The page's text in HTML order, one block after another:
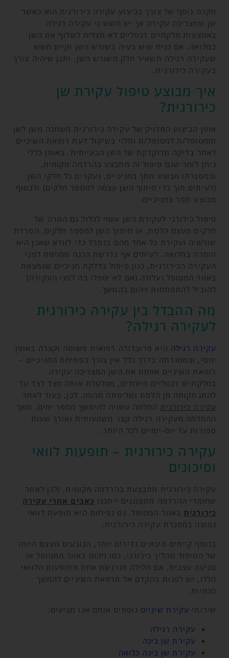
מקרה נוסף של צורך בביצוע עקירה כירורגית הוא כאשר
שן שמצריכה עקירה אך יש חשש כי עקירה רגילה
באמצעות מלקחיים דנטליים לא תצליח לשלוף את השן
במלואה . אם נניח שיש בעיה בשורש השן וקיים חשש
שעקירה רגילה תשאיר חלק משורש השן, יתכן שיהיה צורך
בעקירה כירורגית.
איך מבוצע טיפול עקירת שן
כירורגית?
אופן הביצוע המדויק של עקירה כירורגית משתנה משן לשן
וממטופל/ת למטופל/ת ותלוי בשיקול דעת רופאת השיניים
לאחר בדיקה מדוקדקת של השן הבעייתית. באופן כללי
ניתן לומר שגם טיפול זה מתבצע בהרדמה מקומית,
ובמסגרתו מבוצע חתך בחניכיים, נעקרים כל חלקי השן
(לעיתים תוך כדי חיתוך השן עצמה למספר חלקים) ולבסוף
מבוצע תפר בחניכיים.
טיפול כירורגי לעקירת השן עשוי לכלול גם הסרה של
חלקים מעצם הלסת, או חיתוך השן למספר חלקים, הפרדת
שורשיה ועקירת כל אחד מהם בנפרד כדי לוודא שאכן היא
הוסרה במלואה. לעיתים אף נדרשת הכנה מסוימת לפני
העקירה הכירורגית, כגון טיפול בדלקת חניכיים שנמצאת
באזור המטופל ועלולה (אם לא יטפלו בה לפני העקירה)
להוביל להתפתחות זיהום בהמשך.
מה ההבדל בין עקירה כירורגית
לעקירה רגילה?
עקירה רגילה היא פרוצדורה רפואית פשוטה וקצרה באופן
יחסי, ובמסגרתה בדרך כלל אין צורך בפתיחת החניכיים –
רופאת השיניים אוחזת את השן המצריכה עקירה
במלקחיים דנטליים מיוחדים, מטלטלת אותה מצד לצד עד
להתנתקותה מן הלסת ושליפתה מהפה. לכן, בעוד לאחר
עקירה כירורגית החלמה עשויה להימשך מספר ימים, משך
ההחלמה מעקירה רגילה קצר משמעותית ואורך שעות
ספורות עד יום-יומיים לכל היותר.
עקירה כירורגית – תופעות לוואי
וסיכונים
עקירה כירורגית מתבצעת בהרדמה מקומית, ולכן לאחר
שחומרי ההרדמה מתפוגגים ייתכנו כאבים אחרי עקירה
כירורגית באזור המטופל. גם נפיחות היא תופעת לוואי
נפוצה במסגרת עקירה כירורגית.
בנוסף קיימים סיכונים נדירים יותר, הנובעים מעצם היותו
של הטיפול תהליך כירורגי, כמו זיהום באזור המטופל או
פגיעה עצבית. אם חלילה מורגשת אחת מתופעות הלוואי
הללו, יש לפנות בהקדם אל מרפאת השיניים להמשך
הנחיות.
שירותי עקירת שיניים נוספים אותם אנו מציעים:
עקירה רגילה
עקירת שן בינה
עקירת שן בינה כלואה